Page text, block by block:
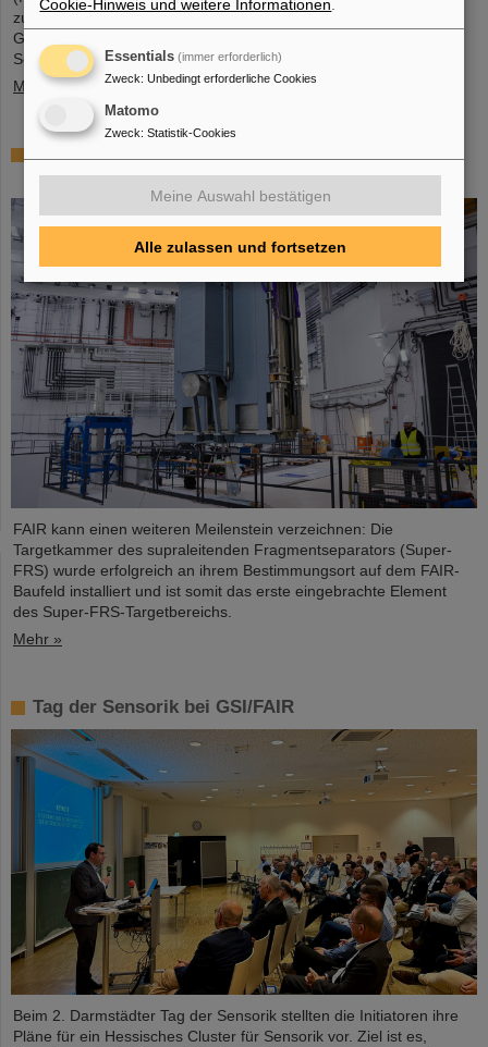
zur Mikro-Nano-Integration von neuartigen Sensorelementen.
Gemeinsam mit dem GSI Helmholtzzentrum für
Schwerionenforschung in Darmstadt und der…
Mehr »
Millimeterarbeit im Tunnel – Targetkammer des
Super-FRS installiert
FAIR kann einen weiteren Meilenstein verzeichnen: Die
Targetkammer des supraleitenden Fragmentseparators (Super-
FRS) wurde erfolgreich an ihrem Bestimmungsort auf dem FAIR-
Baufeld installiert und ist somit das erste eingebrachte Element
des Super-FRS-Targetbereichs.
Mehr »
Tag der Sensorik bei GSI/FAIR
Beim 2. Darmstädter Tag der Sensorik stellten die Initiatoren ihre
Pläne für ein Hessisches Cluster für Sensorik vor. Ziel ist es,
Cookie-Hinweis und weitere Informationen
Essentials (immer erforderlich)
Zweck: Unbedingt erforderliche Cookies
Matomo
Zweck: Statistik-Cookies
Meine Auswahl bestätigen
Alle zulassen und fortsetzen